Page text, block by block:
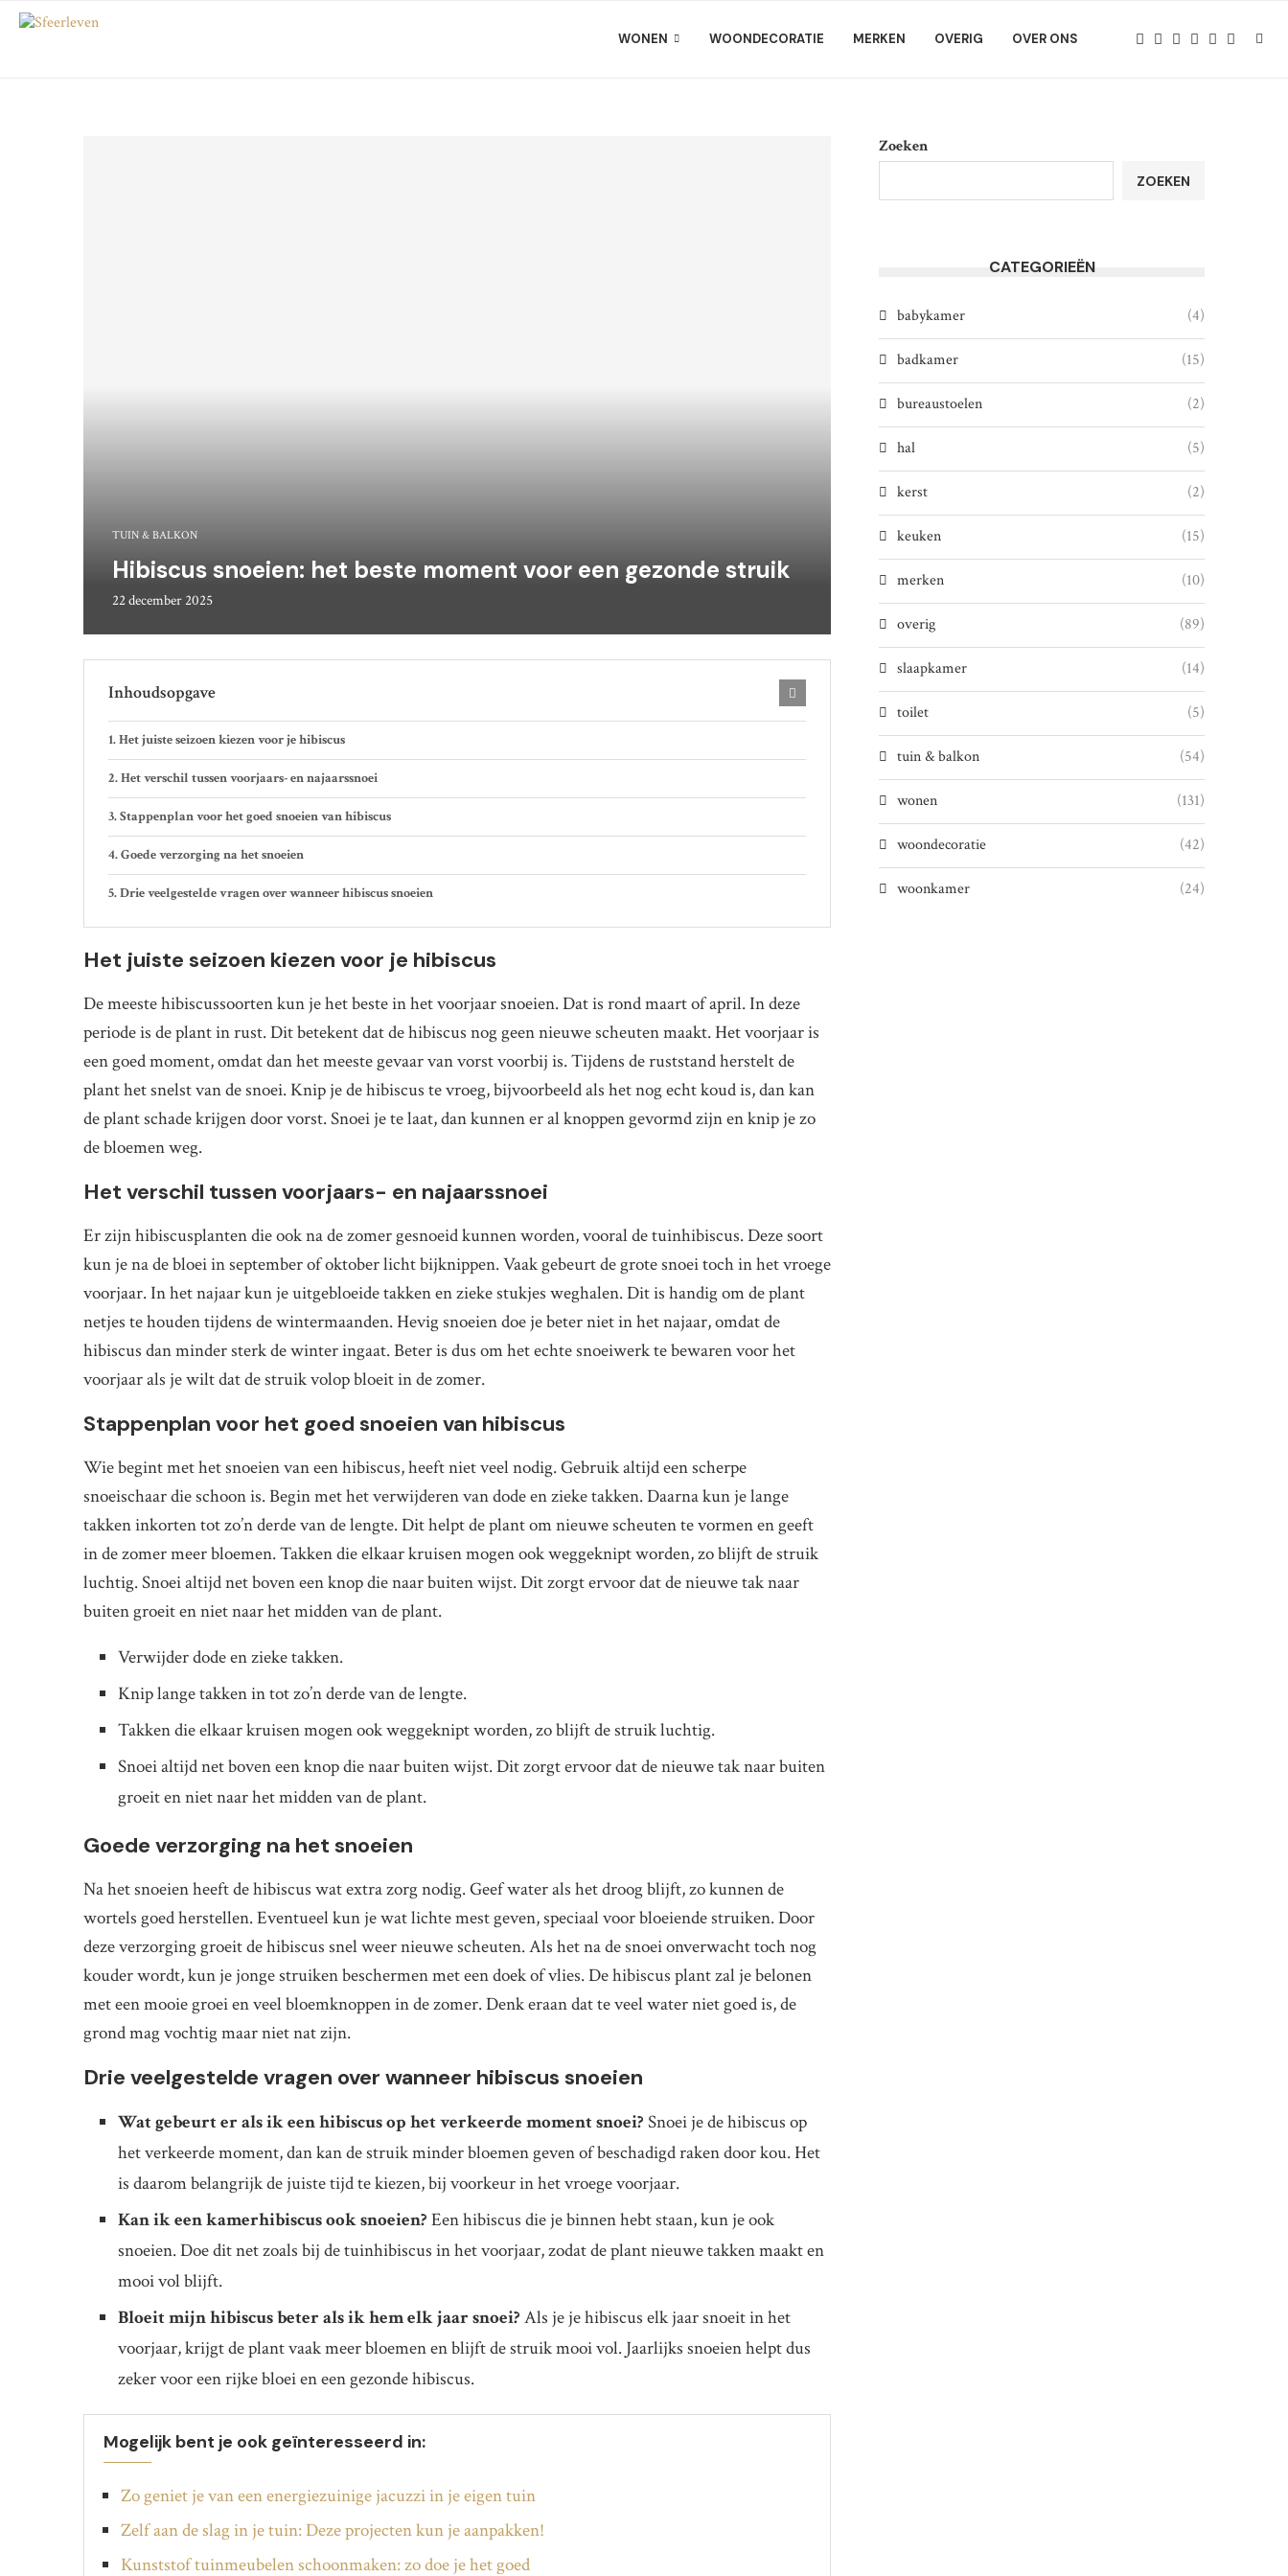
WONEN WOONDECORATIE MERKEN OVERIG OVER ONS
TUIN & BALKON
Hibiscus snoeien: het beste moment voor een gezonde struik
22 december 2025
Inhoudsopgave
Het juiste seizoen kiezen voor je hibiscus
Het verschil tussen voorjaars- en najaarssnoei
Stappenplan voor het goed snoeien van hibiscus
Goede verzorging na het snoeien
Drie veelgestelde vragen over wanneer hibiscus snoeien
Het juiste seizoen kiezen voor je hibiscus
De meeste hibiscussoorten kun je het beste in het voorjaar snoeien. Dat is rond maart of april. In deze
periode is de plant in rust. Dit betekent dat de hibiscus nog geen nieuwe scheuten maakt. Het voorjaar is
een goed moment, omdat dan het meeste gevaar van vorst voorbij is. Tijdens de ruststand herstelt de
plant het snelst van de snoei. Knip je de hibiscus te vroeg, bijvoorbeeld als het nog echt koud is, dan kan
de plant schade krijgen door vorst. Snoei je te laat, dan kunnen er al knoppen gevormd zijn en knip je zo
de bloemen weg.
Het verschil tussen voorjaars- en najaarssnoei
Er zijn hibiscusplanten die ook na de zomer gesnoeid kunnen worden, vooral de tuinhibiscus. Deze soort
kun je na de bloei in september of oktober licht bijknippen. Vaak gebeurt de grote snoei toch in het vroege
voorjaar. In het najaar kun je uitgebloeide takken en zieke stukjes weghalen. Dit is handig om de plant
netjes te houden tijdens de wintermaanden. Hevig snoeien doe je beter niet in het najaar, omdat de
hibiscus dan minder sterk de winter ingaat. Beter is dus om het echte snoeiwerk te bewaren voor het
voorjaar als je wilt dat de struik volop bloeit in de zomer.
Stappenplan voor het goed snoeien van hibiscus
Wie begint met het snoeien van een hibiscus, heeft niet veel nodig. Gebruik altijd een scherpe
snoeischaar die schoon is. Begin met het verwijderen van dode en zieke takken. Daarna kun je lange
takken inkorten tot zo’n derde van de lengte. Dit helpt de plant om nieuwe scheuten te vormen en geeft
in de zomer meer bloemen. Takken die elkaar kruisen mogen ook weggeknipt worden, zo blijft de struik
luchtig. Snoei altijd net boven een knop die naar buiten wijst. Dit zorgt ervoor dat de nieuwe tak naar
buiten groeit en niet naar het midden van de plant.
Verwijder dode en zieke takken.
Knip lange takken in tot zo’n derde van de lengte.
Takken die elkaar kruisen mogen ook weggeknipt worden, zo blijft de struik luchtig.
Snoei altijd net boven een knop die naar buiten wijst. Dit zorgt ervoor dat de nieuwe tak naar buiten
groeit en niet naar het midden van de plant.
Goede verzorging na het snoeien
Na het snoeien heeft de hibiscus wat extra zorg nodig. Geef water als het droog blijft, zo kunnen de
wortels goed herstellen. Eventueel kun je wat lichte mest geven, speciaal voor bloeiende struiken. Door
deze verzorging groeit de hibiscus snel weer nieuwe scheuten. Als het na de snoei onverwacht toch nog
kouder wordt, kun je jonge struiken beschermen met een doek of vlies. De hibiscus plant zal je belonen
met een mooie groei en veel bloemknoppen in de zomer. Denk eraan dat te veel water niet goed is, de
grond mag vochtig maar niet nat zijn.
Drie veelgestelde vragen over wanneer hibiscus snoeien
Wat gebeurt er als ik een hibiscus op het verkeerde moment snoei? Snoei je de hibiscus op
het verkeerde moment, dan kan de struik minder bloemen geven of beschadigd raken door kou. Het
is daarom belangrijk de juiste tijd te kiezen, bij voorkeur in het vroege voorjaar.
Kan ik een kamerhibiscus ook snoeien? Een hibiscus die je binnen hebt staan, kun je ook
snoeien. Doe dit net zoals bij de tuinhibiscus in het voorjaar, zodat de plant nieuwe takken maakt en
mooi vol blijft.
Bloeit mijn hibiscus beter als ik hem elk jaar snoei? Als je je hibiscus elk jaar snoeit in het
voorjaar, krijgt de plant vaak meer bloemen en blijft de struik mooi vol. Jaarlijks snoeien helpt dus
zeker voor een rijke bloei en een gezonde hibiscus.
Mogelijk bent je ook geïnteresseerd in:
Zo geniet je van een energiezuinige jacuzzi in je eigen tuin
Zelf aan de slag in je tuin: Deze projecten kun je aanpakken!
Kunststof tuinmeubelen schoonmaken: zo doe je het goed
Zoeken
ZOEKEN
CATEGORIEËN
babykamer (4)
badkamer (15)
bureaustoelen (2)
hal (5)
kerst (2)
keuken (15)
merken (10)
overig (89)
slaapkamer (14)
toilet (5)
tuin & balkon (54)
wonen (131)
woondecoratie (42)
woonkamer (24)